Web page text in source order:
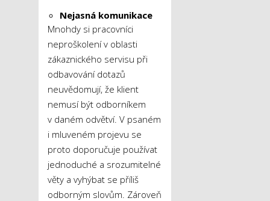
Nejasná komunikace
Mnohdy si pracovníci
neproškolení v oblasti
zákaznického servisu při
odbavování dotazů
neuvědomují, že klient
nemusí být odborníkem
v daném odvětví. V psaném
i mluveném projevu se
proto doporučuje používat
jednoduché a srozumitelné
věty a vyhýbat se příliš
odborným slovům. Zároveň